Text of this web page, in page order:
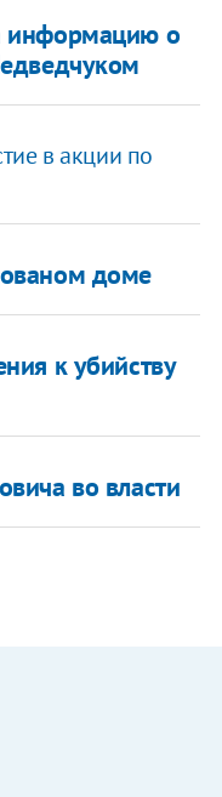
информацию о
в акции по
доме
к убийству
во власти